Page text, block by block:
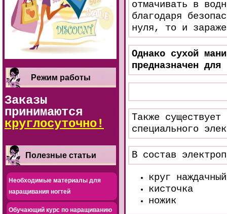
Режим работы
Заказы
принимаются
круглосуточно!
Полезные статьи
Необходимые материалы для
наращивания ногтей
Обучающий курс по наращиванию
отмачивать в
благодаря
нуля, то и
Однако сухой
предназначен
Также
специального
В состав
круг
кисточка
ножик